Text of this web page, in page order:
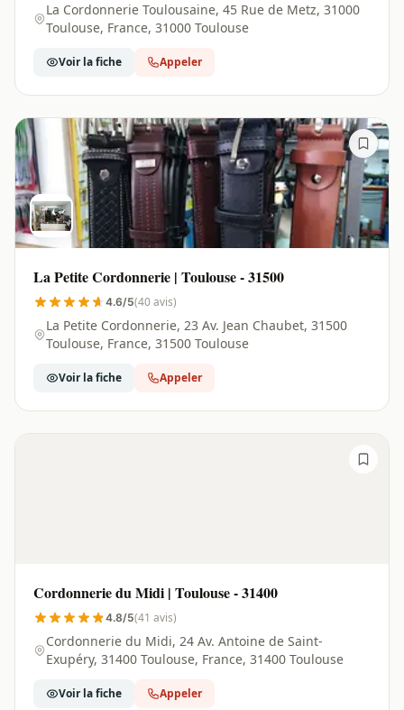
La Cordonnerie Toulousaine, 45 Rue de Metz, 31000
Toulouse, France, 31000 Toulouse
Voir la fiche Appeler
La Petite Cordonnerie | Toulouse - 31500
4.6/5(40 avis)
La Petite Cordonnerie, 23 Av. Jean Chaubet, 31500
Toulouse, France, 31500 Toulouse
Voir la fiche Appeler
Cordonnerie du Midi | Toulouse - 31400
4.8/5(41 avis)
Cordonnerie du Midi, 24 Av. Antoine de Saint-
Exupéry, 31400 Toulouse, France, 31400 Toulouse
Voir la fiche Appeler